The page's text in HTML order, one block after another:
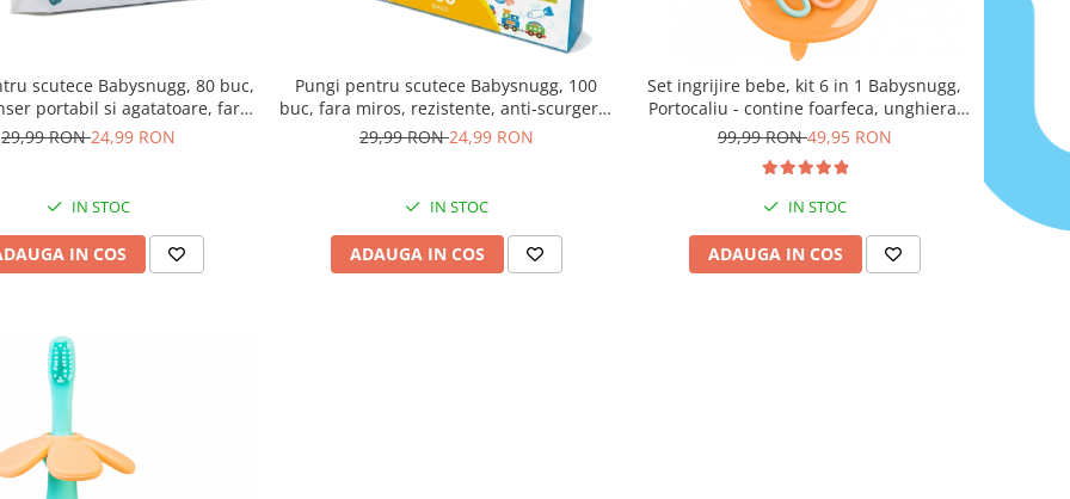
scutece Babysnugg, 80 buc,
portabil si agatatoare, fara
anti-scurgere, 18x37
29,99 RON24,99 RON
IN STOC
IN COS
Pungi pentru scutece Babysnugg, 100
buc, fara miros, rezistente, anti-scurgere,
18x37 cm, cutie dispenser
29,99 RON24,99 RON
IN STOC
ADAUGA IN COS
Set ingrijire bebe, kit 6 in 1 Babysnugg,
Portocaliu - contine foarfeca, unghiera,
pila, penseta, termometru apa si betisor
99,99 RON49,95 RON
IN STOC
ADAUGA IN COS